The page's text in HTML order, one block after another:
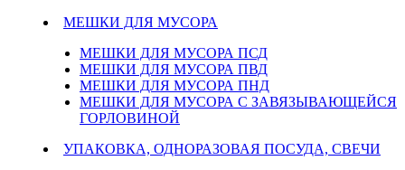
МЕШКИ ДЛЯ МУСОРА
МЕШКИ ДЛЯ МУСОРА ПСД
МЕШКИ ДЛЯ МУСОРА ПВД
МЕШКИ ДЛЯ МУСОРА ПНД
МЕШКИ ДЛЯ МУСОРА С ЗАВЯЗЫВАЮЩЕЙСЯ
ГОРЛОВИНОЙ
УПАКОВКА, ОДНОРАЗОВАЯ ПОСУДА, СВЕЧИ